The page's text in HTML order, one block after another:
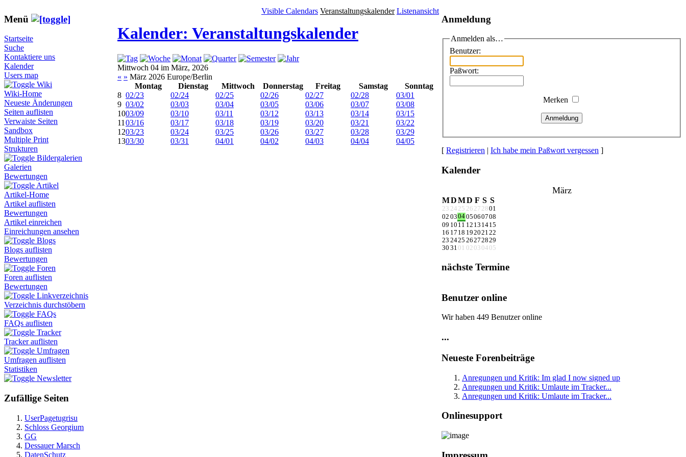
Menü
Startseite
Suche
Kontaktiere uns
Kalender
Users map
Wiki
Wiki-Home
Neueste Änderungen
Seiten auflisten
Verwaiste Seiten
Sandbox
Multiple Print
Strukturen
Bildergalerien
Galerien
Bewertungen
Artikel
Artikel-Home
Artikel auflisten
Bewertungen
Artikel einreichen
Einreichungen ansehen
Blogs
Blogs auflisten
Bewertungen
Foren
Foren auflisten
Bewertungen
Linkverzeichnis
Verzeichnis durchstöbern
FAQs
FAQs auflisten
Tracker
Tracker auflisten
Umfragen
Umfragen auflisten
Statistiken
Newsletter
Zufällige Seiten
UserPagetugrisu
Schloss Georgium
GG
Dessauer Marsch
DatenSchutz
Visible Calendars Veranstaltungskalender Listenansicht
Kalender: Veranstaltungskalender
Mittwoch 04 im März, 2026
« » März 2026 Europe/Berlin
Montag
Dienstag Mittwoch Donnerstag Freitag Samstag
Sonntag
8 02/23 02/24 02/25 02/26 02/27 02/28
03/01
9 03/02 03/03 03/04 03/05 03/06 03/07
03/08
1003/09 03/10 03/11 03/12 03/13 03/14
03/15
11 03/16 03/17 03/18 03/19 03/20 03/21
03/22
1203/23 03/24 03/25 03/26 03/27 03/28
03/29
1303/30 03/31 04/01 04/02 04/03 04/04 04/05
Anmeldung
Anmelden als…
Benutzer:
Paßwort:
Merken
Anmeldung
[ Registrieren | Ich habe mein Paßwort vergessen ]
Kalender
März
MDMD F S S
23 24 25 26 27 2801
02 030405060708
09 10 11 12 13 1415
16 17 18 19202122
23 2425 26272829
30 31 01 02 03 04 05
nächste Termine
Benutzer online
Wir haben 449 Benutzer online
...
Neueste Forenbeiträge
Anregungen und Kritik: Im glad I now signed up
Anregungen und Kritik: Umlaute im Tracker...
Anregungen und Kritik: Umlaute im Tracker...
Onlinesupport